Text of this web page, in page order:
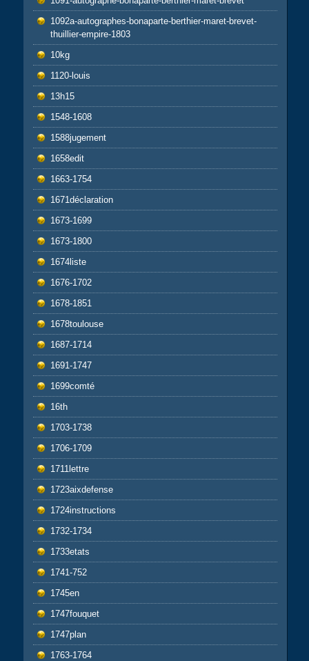
1092a-autographes-bonaparte-berthier-maret-brevet-
thuillier-empire-1803
10kg
1120-louis
13h15
1548-1608
1588jugement
1658edit
1663-1754
1671déclaration
1673-1699
1673-1800
1674liste
1676-1702
1678-1851
1678toulouse
1687-1714
1691-1747
1699comté
16th
1703-1738
1706-1709
1711lettre
1723aixdefense
1724instructions
1732-1734
1733etats
1741-752
1745en
1747fouquet
1747plan
1763-1764